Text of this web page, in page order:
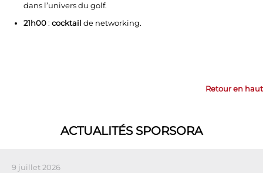
dans l’univers du golf.
21h00: cocktail de networking.
Retour en haut
ACTUALITÉS SPORSORA
9 juillet 2026